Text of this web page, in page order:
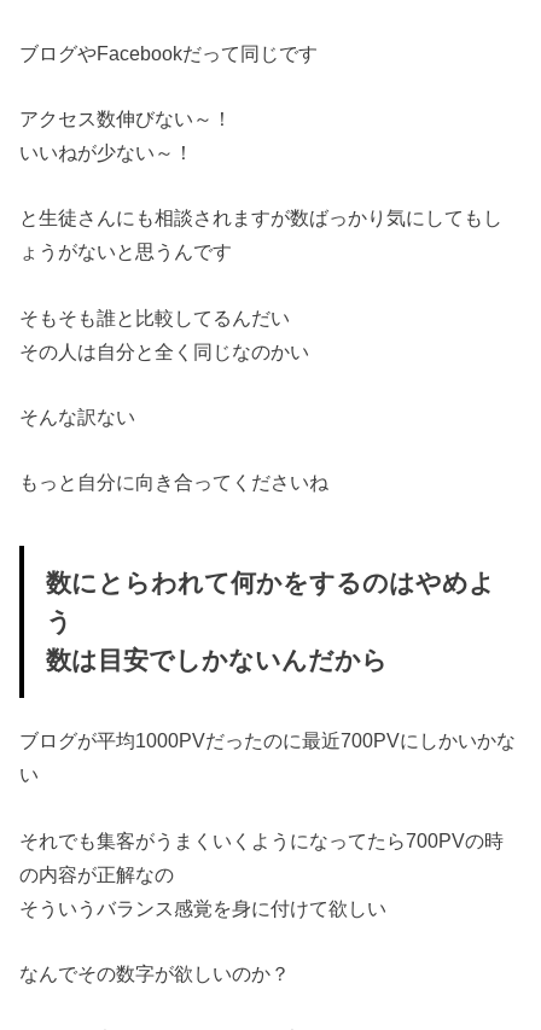
ブログやFacebookだって同じです
アクセス数伸びない～！
いいねが少ない～！
と生徒さんにも相談されますが数ばっかり気にしてもし
ょうがないと思うんです
そもそも誰と比較してるんだい
その人は自分と全く同じなのかい
そんな訳ない
もっと自分に向き合ってくださいね
数にとらわれて何かをするのはやめよ
う
数は目安でしかないんだから
ブログが平均1000PVだったのに最近700PVにしかいかな
い
それでも集客がうまくいくようになってたら700PVの時
の内容が正解なの
そういうバランス感覚を身に付けて欲しい
なんでその数字が欲しいのか？